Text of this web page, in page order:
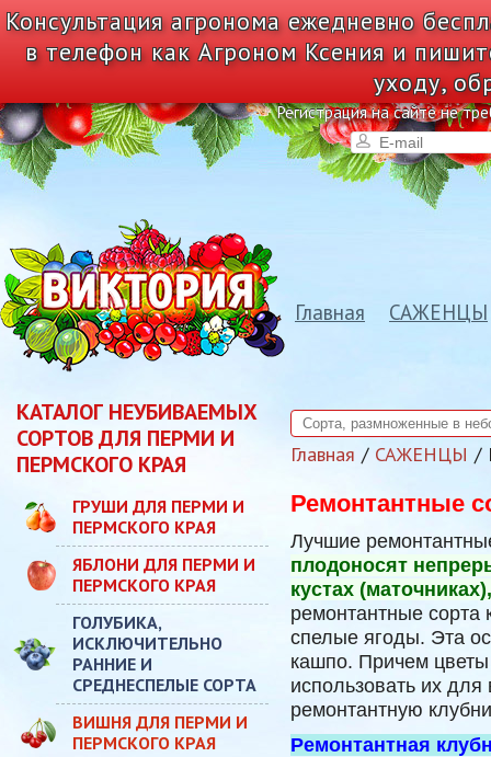
Консультация агронома ежедневно
в телефон как Агроном Ксения и
уходу,
Регистрация на сайте не
Главная САЖЕНЦЫ
КАТАЛОГ НЕУБИВАЕМЫХ
СОРТОВ ДЛЯ ПЕРМИ И
ПЕРМСКОГО КРАЯ
ГРУШИ ДЛЯ ПЕРМИ И
ПЕРМСКОГО КРАЯ
ЯБЛОНИ ДЛЯ ПЕРМИ И
ПЕРМСКОГО КРАЯ
ГОЛУБИКА,
ИСКЛЮЧИТЕЛЬНО
РАННИЕ И
СРЕДНЕСПЕЛЫЕ СОРТА
ВИШНЯ ДЛЯ ПЕРМИ И
ПЕРМСКОГО КРАЯ
Главная САЖЕНЦЫ
Ремонтантные
Лучшие
плодоносят
кустах
ремонтантные сорта
спелые ягоды. Эта
кашпо. Причем
использовать их
ремонтантную
Ремонтантная